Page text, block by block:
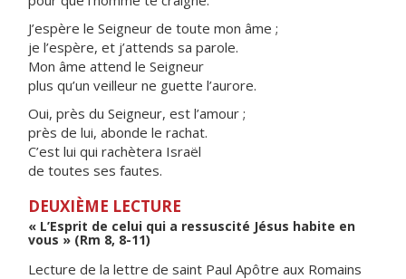
J’espère le Seigneur de toute mon âme ;
je l’espère, et j’attends sa parole.
Mon âme attend le Seigneur
plus qu’un veilleur ne guette l’aurore.
Oui, près du Seigneur, est l’amour ;
près de lui, abonde le rachat.
C’est lui qui rachètera Israël
de toutes ses fautes.
DEUXIÈME LECTURE
« L’Esprit de celui qui a ressuscité Jésus habite en
vous » (Rm 8, 8-11)
Lecture de la lettre de saint Paul Apôtre aux Romains